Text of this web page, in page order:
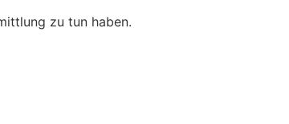
zu tun haben.